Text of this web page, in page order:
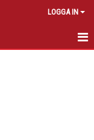
LOGGA IN